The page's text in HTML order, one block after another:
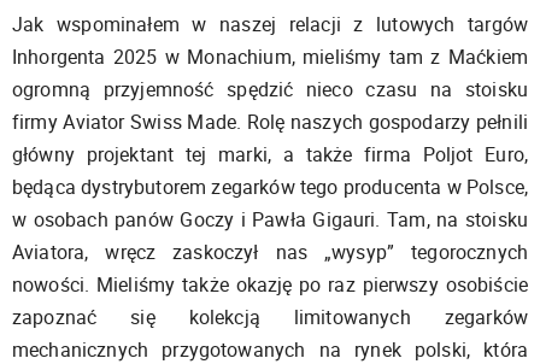
Jak wspominałem w naszej relacji z lutowych targów
Inhorgenta 2025 w Monachium, mieliśmy tam z Maćkiem
ogromną przyjemność spędzić nieco czasu na stoisku
firmy Aviator Swiss Made. Rolę naszych gospodarzy pełnili
główny projektant tej marki, a także firma Poljot Euro,
będąca dystrybutorem zegarków tego producenta w Polsce,
w osobach panów Goczy i Pawła Gigauri. Tam, na stoisku
Aviatora, wręcz zaskoczył nas „wysyp” tegorocznych
nowości. Mieliśmy także okazję po raz pierwszy osobiście
zapoznać się kolekcją limitowanych zegarków
mechanicznych przygotowanych na rynek polski, która